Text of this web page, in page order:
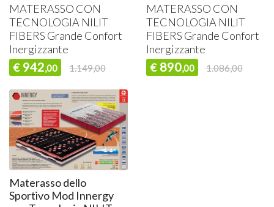
MATERASSO CON
TECNOLOGIA NILIT
FIBERS Grande Confort
Inergizzante
€ 942,00 1.149,00
MATERASSO CON
TECNOLOGIA NILIT
FIBERS Grande Confort
Inergizzante
€ 890,00 1.086,00
Materasso dello
Sportivo Mod Innergy